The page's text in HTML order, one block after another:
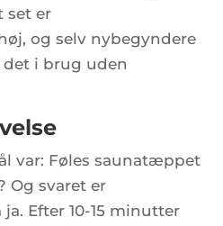
set er
og selv nybegyndere
i brug uden
var: Føles saunatæppet
Og svaret er
Efter 10-15 minutter